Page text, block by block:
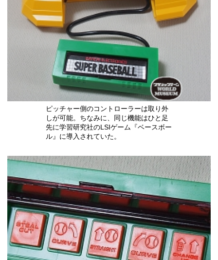
ピッチャー側のコントローラーは取り外
しが可能。ちなみに、同じ機能はひと足
先に学習研究社のLSIゲーム『ベースボー
ル』に導入されていた。